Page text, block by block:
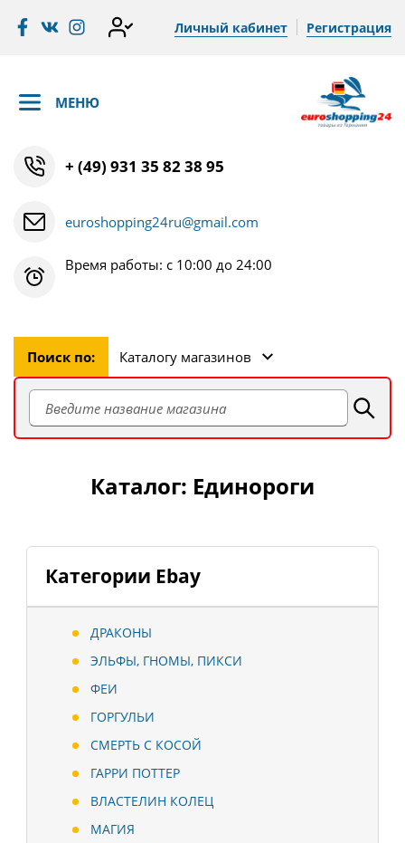
Личный кабинет Регистрация
МЕНЮ
+ (49) 931 35 82 38 95
euroshopping24ru@gmail.com
Время работы: с 10:00 до 24:00
Поиск по: Каталогу магазинов
Категории Ebay
ДРАКОНЫ
ЭЛЬФЫ, ГНОМЫ, ПИКСИ
ФЕИ
ГОРГУЛЬИ
СМЕРТЬ С КОСОЙ
ГАРРИ ПОТТЕР
ВЛАСТЕЛИН КОЛЕЦ
МАГИЯ
Каталог: Единороги